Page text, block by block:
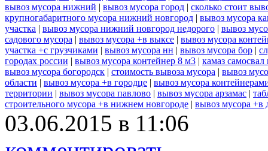
вывоз мусора нижний | вывоз мусора город | сколько стоит
крупногабаритного мусора нижний новгород | вывоз мусора
участка | вывоз мусора нижний новгород недорого | вывоз
садового мусора | вывоз мусора +в выксе | вывоз мусора
участка +с грузчиками | вывоз мусора нн | вывоз мусора бор |
городах россии | вывоз мусора контейнер 8 м3 | камаз
вывоз мусора богородск | стоимость вывоза мусора | вывоз
области | вывоз мусора +в городце | вывоз мусора
территории | вывоз мусора павлово | вывоз мусора арзамас |
строительного мусора +в нижнем новгороде | вывоз мусора +в
03.06.2015 в 11:06